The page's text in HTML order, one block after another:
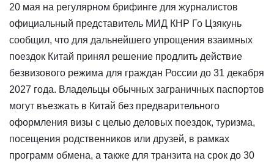
20 мая на регулярном брифинге для журналистов
официальный представитель МИД КНР Го Цзякунь
сообщил, что для дальнейшего упрощения взаимных
поездок Китай принял решение продлить действие
безвизового режима для граждан России до 31 декабря
2027 года. Владельцы обычных заграничных паспортов
могут въезжать в Китай без предварительного
оформления визы с целью деловых поездок, туризма,
посещения родственников или друзей, в рамках
программ обмена, а также для транзита на срок до 30